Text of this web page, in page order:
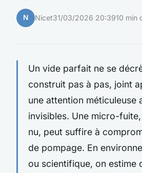
N Nicet31/03/2026 20:3910 min
Un vide parfait ne se
construit pas à pas, joint
une attention méticuleuse
invisibles. Une micro-
nu, peut suffire à
de pompage. En
ou scientifique, on estime